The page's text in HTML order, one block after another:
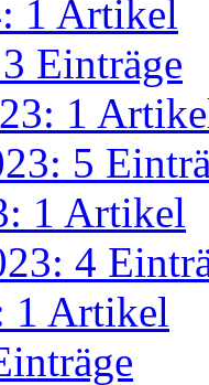
1 Artikel
Einträge
1
5
1 Artikel
4
1 Artikel